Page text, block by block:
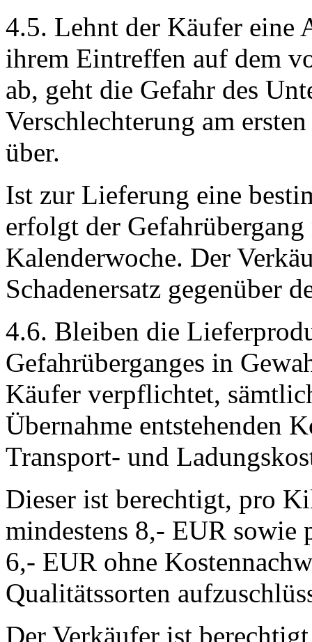
4.5. Lehnt der Käufer eine
ihrem Eintreffen auf dem
ab, geht die Gefahr des
Verschlechterung am
über.
Ist zur Lieferung eine
erfolgt der
Kalenderwoche. Der
Schadenersatz gegenüber
4.6. Bleiben die
Gefahrüberganges in
Käufer verpflichtet,
Übernahme entstehenden
Transport- und
Dieser ist berechtigt, pro
mindestens 8,- EUR
6,- EUR ohne
Qualitätssorten
Der Verkäufer ist